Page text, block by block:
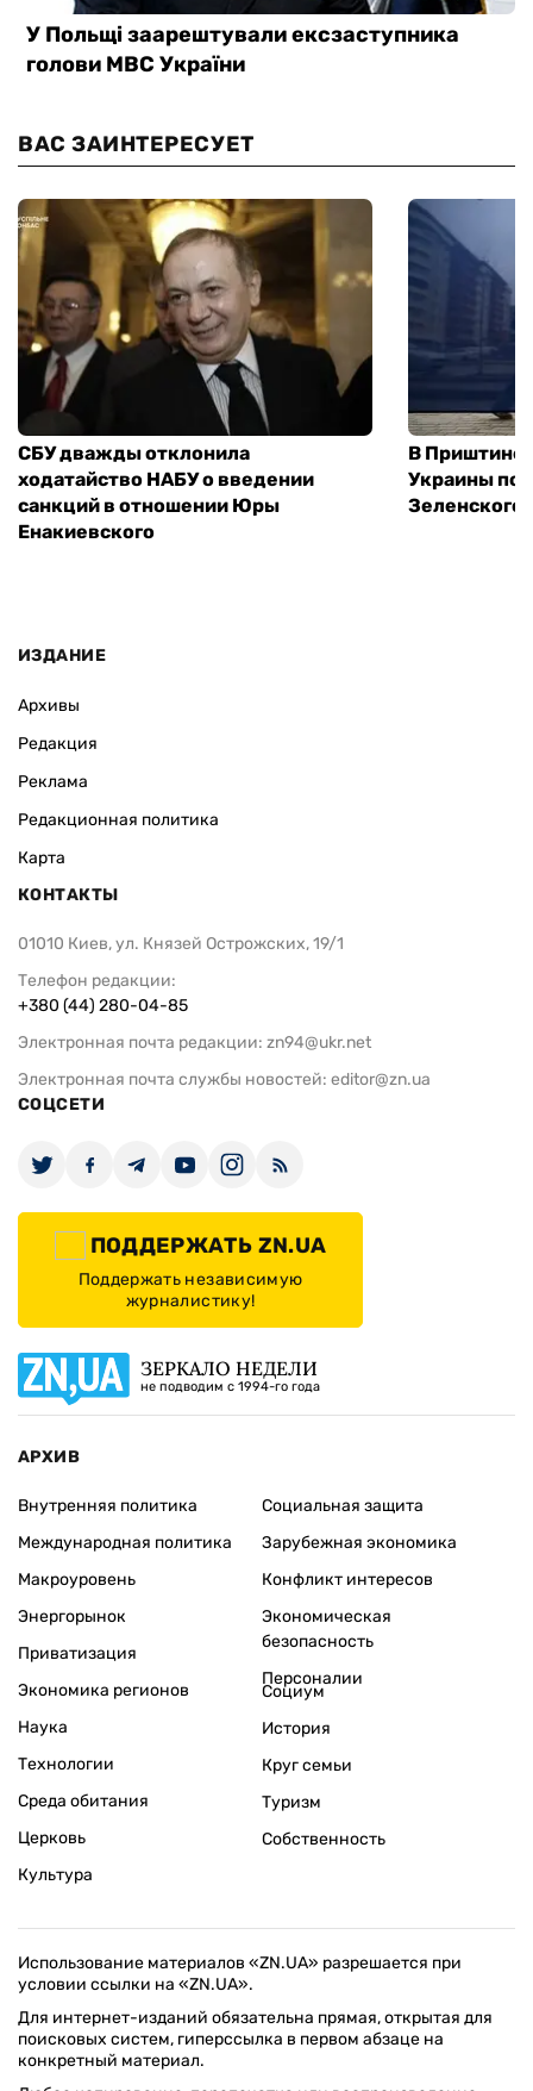
ВАС ЗАИНТЕРЕСУЕТ
СБУ дважды отклонила
ходатайство НАБУ о введении
санкций в отношении Юры
Енакиевского
В Приштине
Украины
Зеленского
ИЗДАНИЕ
Архивы
Редакция
Реклама
Редакционная политика
Карта
КОНТАКТЫ
01010 Киев, ул. Князей Острожских, 19/1
Телефон редакции:
+380 (44) 280-04-85
Электронная почта редакции: zn94@ukr.net
Электронная почта службы новостей: editor@zn.ua
СОЦСЕТИ
ПОДДЕРЖАТЬ ZN.UA
Поддержать независимую
журналистику!
ЗЕРКАЛО НЕДЕЛИ
не подводим с 1994-го года
АРХИВ
Внутренняя политика
Международная политика
Макроуровень
Энергорынок
Приватизация
Экономика регионов
Социальная защита
Зарубежная экономика
Конфликт интересов
Экономическая
безопасность
Персоналии
Наука
Технологии
Среда обитания
Церковь
Культура
Социум
История
Круг семьи
Туризм
Собственность
Использование материалов «ZN.UA» разрешается при
условии ссылки на «ZN.UA».
Для интернет-изданий обязательна прямая, открытая для
поисковых систем, гиперссылка в первом абзаце на
конкретный материал.